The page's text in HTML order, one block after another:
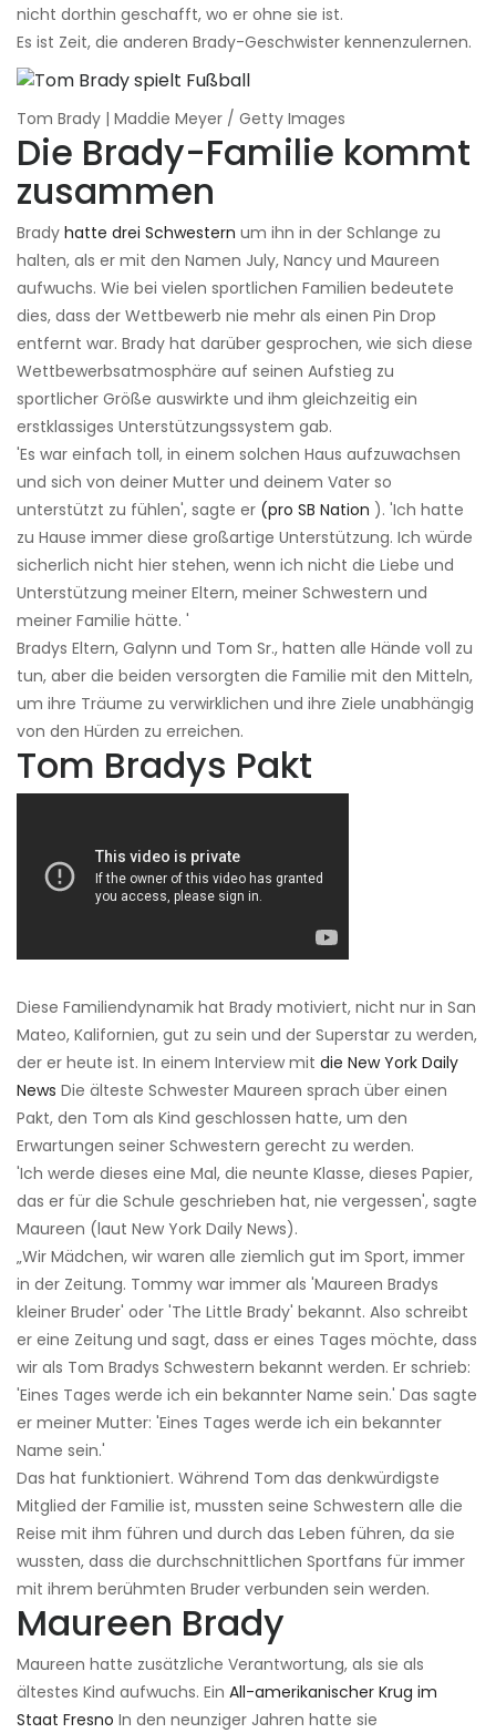
nicht dorthin geschafft, wo er ohne sie ist.
Es ist Zeit, die anderen Brady-Geschwister kennenzulernen.
Tom Brady | Maddie Meyer / Getty Images
Die Brady-Familie kommt
zusammen
Brady hatte drei Schwestern um ihn in der Schlange zu
halten, als er mit den Namen July, Nancy und Maureen
aufwuchs. Wie bei vielen sportlichen Familien bedeutete
dies, dass der Wettbewerb nie mehr als einen Pin Drop
entfernt war. Brady hat darüber gesprochen, wie sich diese
Wettbewerbsatmosphäre auf seinen Aufstieg zu
sportlicher Größe auswirkte und ihm gleichzeitig ein
erstklassiges Unterstützungssystem gab.
'Es war einfach toll, in einem solchen Haus aufzuwachsen
und sich von deiner Mutter und deinem Vater so
unterstützt zu fühlen', sagte er (pro SB Nation ). 'Ich hatte
zu Hause immer diese großartige Unterstützung. Ich würde
sicherlich nicht hier stehen, wenn ich nicht die Liebe und
Unterstützung meiner Eltern, meiner Schwestern und
meiner Familie hätte. '
Bradys Eltern, Galynn und Tom Sr., hatten alle Hände voll zu
tun, aber die beiden versorgten die Familie mit den Mitteln,
um ihre Träume zu verwirklichen und ihre Ziele unabhängig
von den Hürden zu erreichen.
Tom Bradys Pakt
Diese Familiendynamik hat Brady motiviert, nicht nur in San
Mateo, Kalifornien, gut zu sein und der Superstar zu werden,
der er heute ist. In einem Interview mit die New York Daily
News Die älteste Schwester Maureen sprach über einen
Pakt, den Tom als Kind geschlossen hatte, um den
Erwartungen seiner Schwestern gerecht zu werden.
'Ich werde dieses eine Mal, die neunte Klasse, dieses Papier,
das er für die Schule geschrieben hat, nie vergessen', sagte
Maureen (laut New York Daily News).
„Wir Mädchen, wir waren alle ziemlich gut im Sport, immer
in der Zeitung. Tommy war immer als 'Maureen Bradys
kleiner Bruder' oder 'The Little Brady' bekannt. Also schreibt
er eine Zeitung und sagt, dass er eines Tages möchte, dass
wir als Tom Bradys Schwestern bekannt werden. Er schrieb:
'Eines Tages werde ich ein bekannter Name sein.' Das sagte
er meiner Mutter: 'Eines Tages werde ich ein bekannter
Name sein.'
Das hat funktioniert. Während Tom das denkwürdigste
Mitglied der Familie ist, mussten seine Schwestern alle die
Reise mit ihm führen und durch das Leben führen, da sie
wussten, dass die durchschnittlichen Sportfans für immer
mit ihrem berühmten Bruder verbunden sein werden.
Maureen Brady
Maureen hatte zusätzliche Verantwortung, als sie als
ältestes Kind aufwuchs. Ein All-amerikanischer Krug im
Staat Fresno In den neunziger Jahren hatte sie